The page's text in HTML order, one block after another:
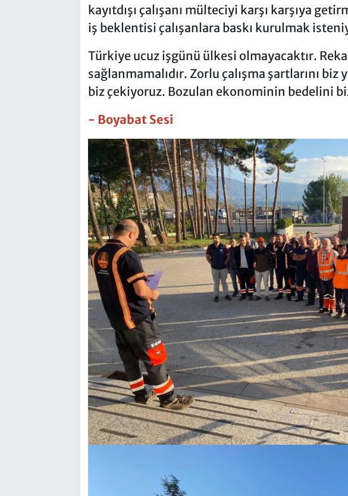
kayıtdışı çalışanı mülteciyi karşı karşıya
iş beklentisi çalışanlara baskı kurulmak
Türkiye ucuz işgünü ülkesi olmayacaktır.
sağlanmamalıdır. Zorlu çalışma şartlarını biz
biz çekiyoruz. Bozulan ekonominin bedelini
- Boyabat Sesi